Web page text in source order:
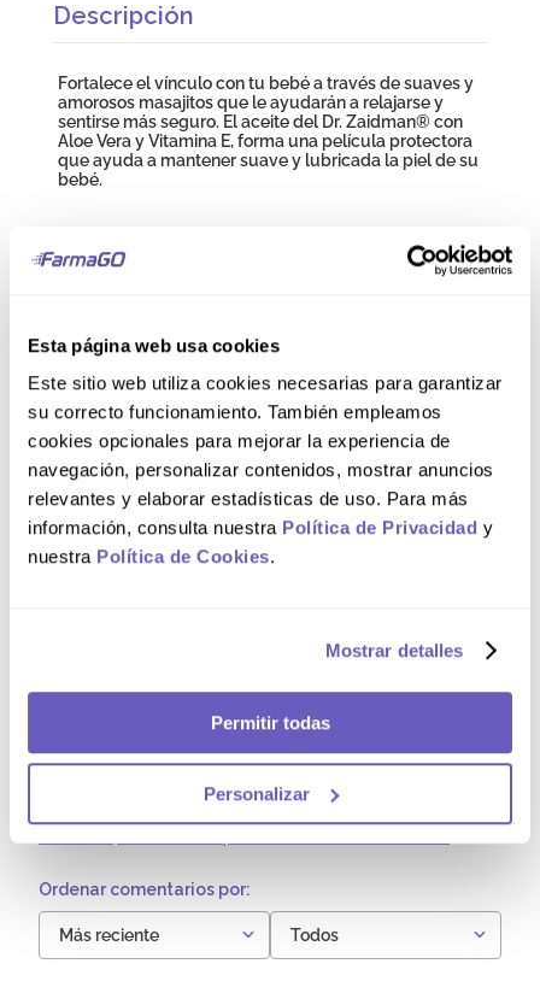
Esta página web usa cookies
Este sitio web utiliza cookies necesarias para garantizar
su correcto funcionamiento. También empleamos
cookies opcionales para mejorar la experiencia de
navegación, personalizar contenidos, mostrar anuncios
relevantes y elaborar estadísticas de uso. Para más
información, consulta nuestra Política de Privacidad y
nuestra Política de Cookies.
Mostrar detalles
Permitir todas
Personalizar
Descripción
Fortalece el vínculo con tu bebé a través de suaves y
amorosos masajitos que le ayudarán a relajarse y
sentirse más seguro. El aceite del Dr. Zaidman® con
Aloe Vera y Vitamina E, forma una película protectora
que ayuda a mantener suave y lubricada la piel de su
bebé.
Composición
Liquidum; Isopropyl Myristate; Aloe Barbadensis
Extract; Tocopheryl Acetate; Parfum (Fragrance); BHT.
Comentarios
0 Calificación promedio (0 comentarios)
0%
3 estrellas
0%
Más reciente Todos